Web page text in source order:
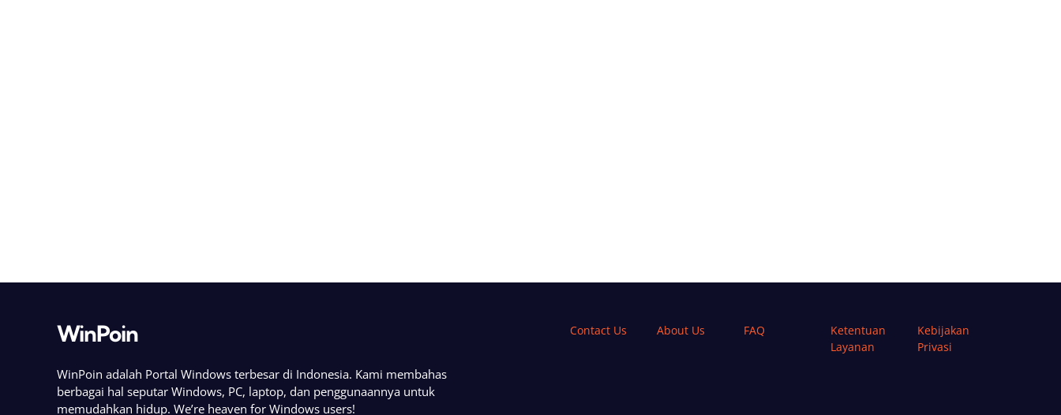
WinPoin
WinPoin adalah Portal Windows terbesar di Indonesia. Kami membahas
berbagai hal seputar Windows, PC, laptop, dan penggunaannya untuk
memudahkan hidup. We’re heaven for Windows users!
Contact Us About Us FAQ
Ketentuan
Layanan
Kebijakan
Privasi